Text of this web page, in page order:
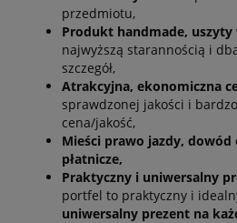
przedmiotu,
Produkt handmade, uszyty
najwyższą starannością i
szczegół,
Atrakcyjna, ekonomiczna
sprawdzonej jakości i
cena/jakość,
Mieści prawo jazdy,
płatnicze,
Praktyczny i uniwersalny
portfel to praktyczny i
uniwersalny prezent na